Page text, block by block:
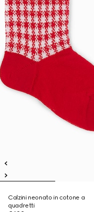
Calzini neonato in cotone a
quadretti